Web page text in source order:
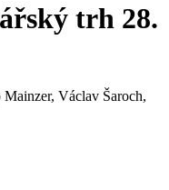
trh 28.
Václav Šaroch,